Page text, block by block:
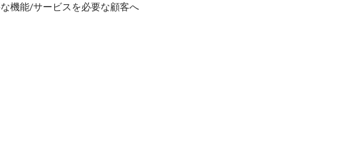
機能/サービスを必要な顧客へ